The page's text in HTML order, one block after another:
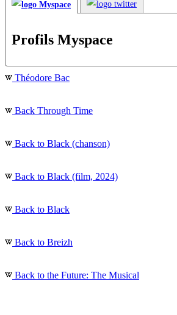
Profils Myspace
Théodore Bac
Back Through Time
Back to Black (chanson)
Back to Black (film, 2024)
Back to Black
Back to Breizh
Back to the Future: The Musical